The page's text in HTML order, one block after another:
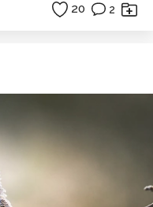
20 2